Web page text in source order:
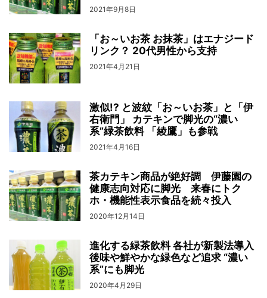
2021年9月8日
「お～いお茶 お抹茶」はエナジード
リンク？ 20代男性から支持
2021年4月21日
激似!? と波紋「お～いお茶」と「伊
右衛門」 カテキンで脚光の“濃い
系”緑茶飲料 「綾鷹」も参戦
2021年4月16日
茶カテキン商品が絶好調 伊藤園の
健康志向対応に脚光 来春にトク
ホ・機能性表示食品を続々投入
2020年12月14日
進化する緑茶飲料 各社が新製法導入
後味や鮮やかな緑色など追求 “濃い
系”にも脚光
2020年4月29日